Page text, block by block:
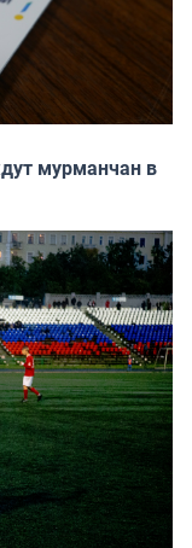
мурманчан в